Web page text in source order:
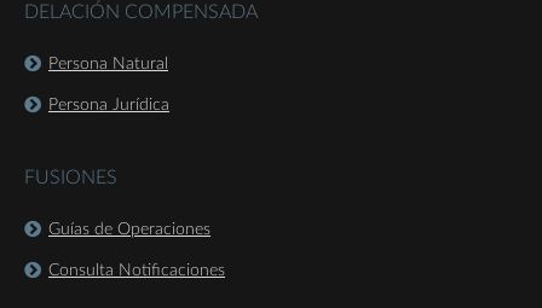
DELACIÓN COMPENSADA
Persona Natural
Persona Jurídica
FUSIONES
Guías de Operaciones
Consulta Notificaciones